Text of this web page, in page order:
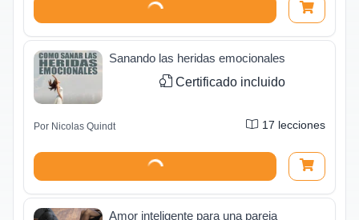
Sanando las heridas emocionales
Certificado incluido
Por Nicolas Quindt 17 lecciones
Amor inteligente para una pareja